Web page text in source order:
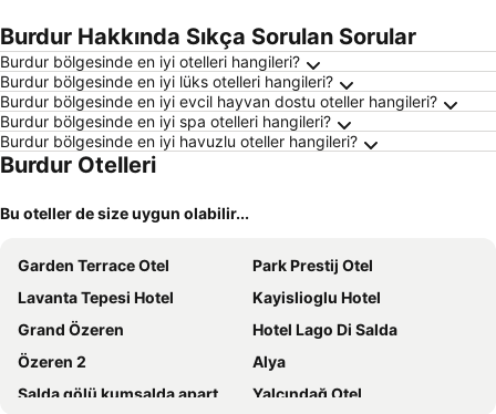
Burdur Hakkında Sıkça Sorulan Sorular
Burdur bölgesinde en iyi otelleri hangileri?
Burdur bölgesinde en iyi lüks otelleri hangileri?
Burdur bölgesinde en iyi evcil hayvan dostu oteller hangileri?
Burdur bölgesinde en iyi spa otelleri hangileri?
Burdur bölgesinde en iyi havuzlu oteller hangileri?
Burdur Otelleri
Bu oteller de size uygun olabilir...
Garden Terrace Otel
Park Prestij Otel
Lavanta Tepesi Hotel
Kayislioglu Hotel
Grand Özeren
Hotel Lago Di Salda
Özeren 2
Alya
Salda gölü kumsalda apart
Yalçındağ Otel